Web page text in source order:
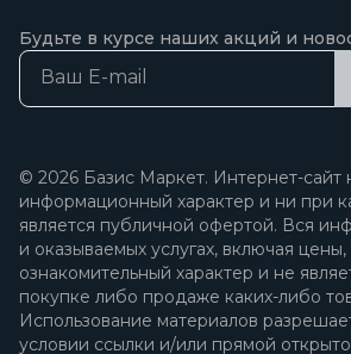
Будьте в курсе наших акций и
© 2026 Базис Маркет. Интернет-сайт
информационный характер и ни при
является публичной офертой. Вся
и оказываемых услугах, включая
ознакомительный характер и не
покупке либо продаже каких-либо
Использование материалов
условии ссылки и/или прямой